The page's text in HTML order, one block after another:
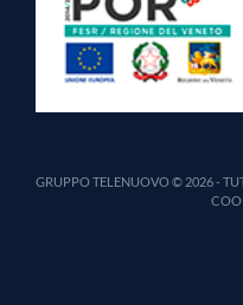
GRUPPO TELENUOVO © 2026 -